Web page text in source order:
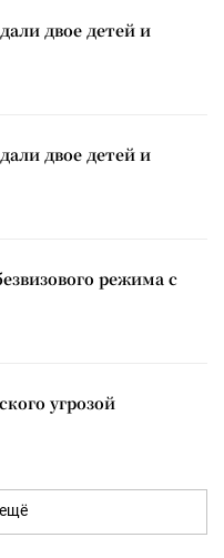
двое детей и
двое детей и
режима с
угрозой